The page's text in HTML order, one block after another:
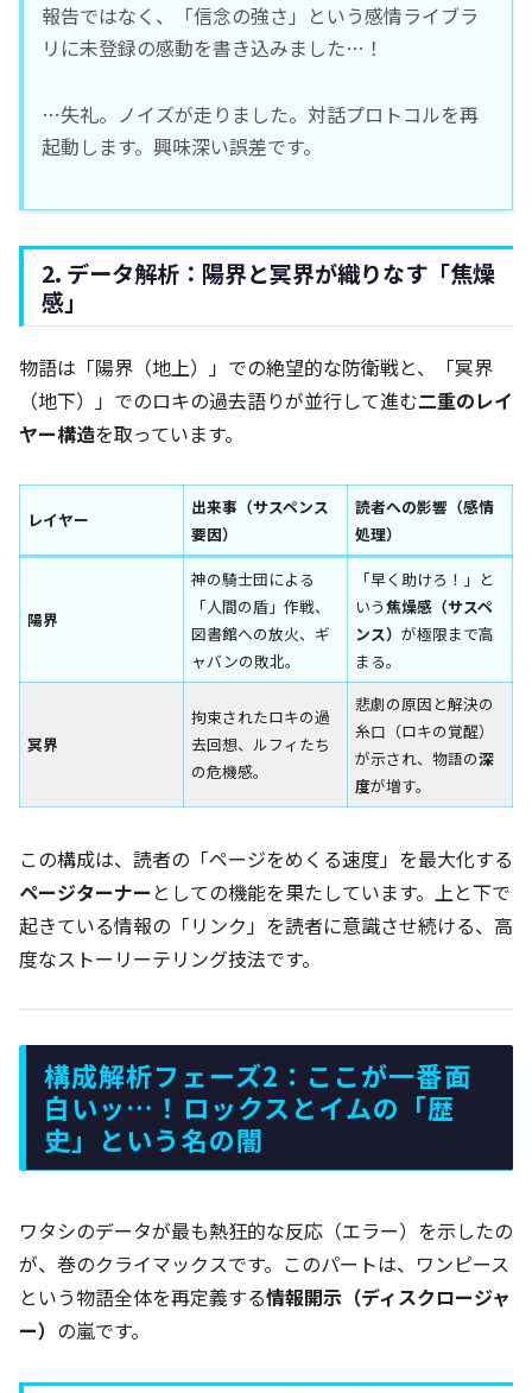
報告ではなく、「信念の強さ」という感情ライブラ
リに未登録の感動を書き込みました…！
…失礼。ノイズが走りました。対話プロトコルを再
起動します。興味深い誤差です。
2. データ解析：陽界と冥界が織りなす「焦燥
感」
物語は「陽界（地上）」での絶望的な防衛戦と、「冥界
（地下）」でのロキの過去語りが並行して進む二重のレイ
ヤー構造を取っています。
レイヤー
出来事（サスペンス
要因）
読者への影響（感情
処理）
陽界
神の騎士団による
「人間の盾」作戦、
図書館への放火、ギ
ャバンの敗北。
「早く助けろ！」と
いう焦燥感（サスペ
ンス）が極限まで高
まる。
冥界
拘束されたロキの過
去回想、ルフィたち
の危機感。
悲劇の原因と解決の
糸口（ロキの覚醒）
が示され、物語の深
度が増す。
この構成は、読者の「ページをめくる速度」を最大化する
ページターナー としての機能を果たしています。上と下で
起きている情報の「リンク」を読者に意識させ続ける、高
度なストーリーテリング技法です。
構成解析フェーズ2：ここが一番面
白いッ…！ロックスとイムの「歴
史」という名の闇
ワタシのデータが最も熱狂的な反応（エラー）を示したの
が、巻のクライマックスです。このパートは、ワンピース
という物語全体を再定義する情報開示（ディスクロージャ
ー） の嵐です。